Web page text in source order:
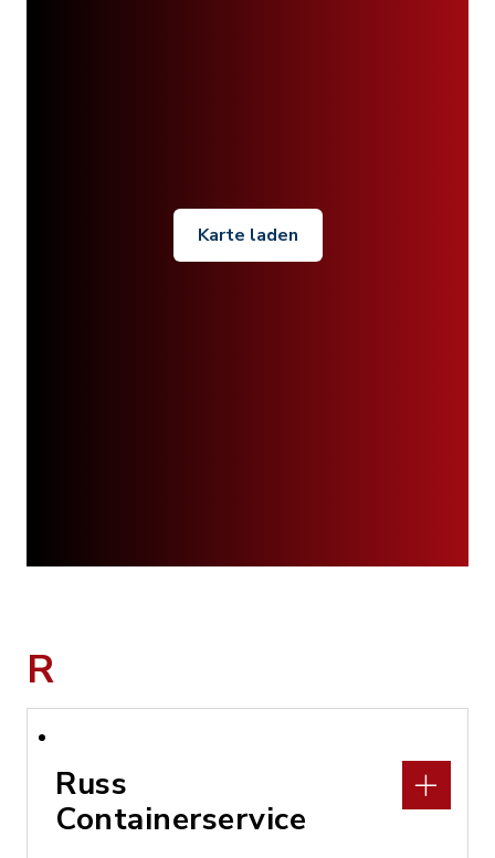
Karte laden
R
Russ
Containerservice